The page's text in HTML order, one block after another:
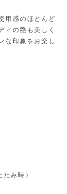
用感のほとんど
ィの艶も美しく
な印象をお楽し
み時）